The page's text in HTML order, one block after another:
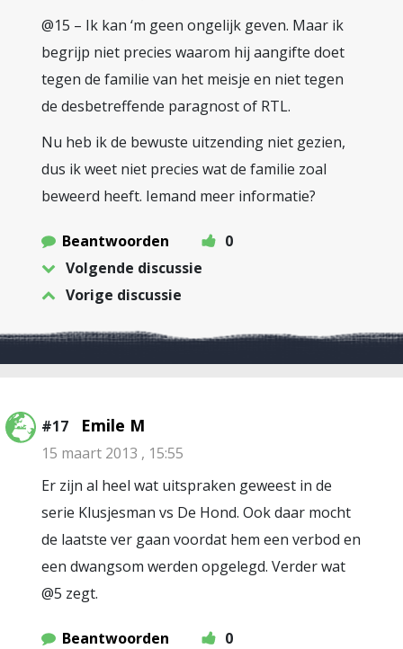
@15 – Ik kan ‘m geen ongelijk geven. Maar ik
begrijp niet precies waarom hij aangifte doet
tegen de familie van het meisje en niet tegen
de desbetreffende paragnost of RTL.
Nu heb ik de bewuste uitzending niet gezien,
dus ik weet niet precies wat de familie zoal
beweerd heeft. Iemand meer informatie?
Beantwoorden
0
Volgende discussie
Vorige discussie
#17 Emile M
15 maart 2013 , 15:55
Er zijn al heel wat uitspraken geweest in de
serie Klusjesman vs De Hond. Ook daar mocht
de laatste ver gaan voordat hem een verbod en
een dwangsom werden opgelegd. Verder wat
@5 zegt.
Beantwoorden
0